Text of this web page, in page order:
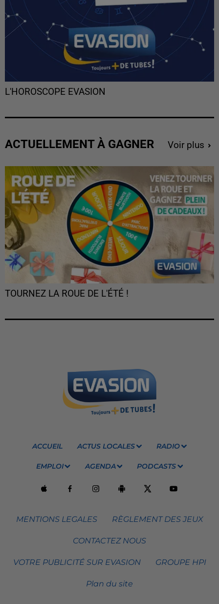
L'HOROSCOPE EVASION
ACTUELLEMENT À GAGNER Voir plus
TOURNEZ LA ROUE DE L'ÉTÉ !
ACCUEIL ACTUS LOCALES RADIO
EMPLOI AGENDA PODCASTS
MENTIONS LEGALES RÈGLEMENT DES JEUX
CONTACTEZ NOUS
VOTRE PUBLICITÉ SUR EVASION GROUPE HPI
Plan du site